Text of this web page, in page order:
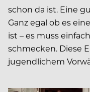
schon da ist. Eine
Ganz egal ob es
ist – es muss
schmecken. Diese
jugendlichem